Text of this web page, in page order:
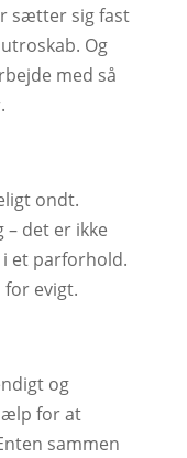
sætter sig fast
Og
med så
ondt.
det er ikke
et parforhold.
evigt.
og
for at
sammen